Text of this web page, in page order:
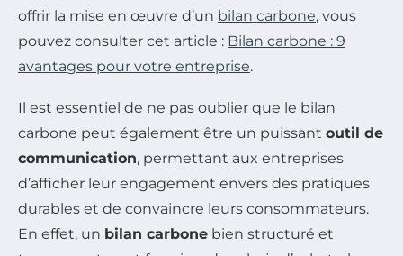
offrir la mise en œuvre d’un bilan carbone, vous
pouvez consulter cet article : Bilan carbone : 9
avantages pour votre entreprise.
Il est essentiel de ne pas oublier que le bilan
carbone peut également être un puissant outil de
communication, permettant aux entreprises
d’afficher leur engagement envers des pratiques
durables et de convaincre leurs consommateurs.
En effet, un bilan carbone bien structuré et